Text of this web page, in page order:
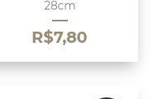
28cm
R$7,80